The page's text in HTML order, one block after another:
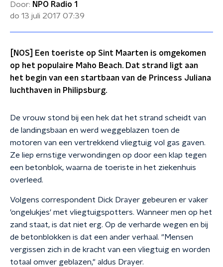
Door: NPO Radio 1
do 13 juli 2017 07:39
[NOS] Een toeriste op Sint Maarten is omgekomen
op het populaire Maho Beach. Dat strand ligt aan
het begin van een startbaan van de Princess Juliana
luchthaven in Philipsburg.
De vrouw stond bij een hek dat het strand scheidt van
de landingsbaan en werd weggeblazen toen de
motoren van een vertrekkend vliegtuig vol gas gaven.
Ze liep ernstige verwondingen op door een klap tegen
een betonblok, waarna de toeriste in het ziekenhuis
overleed.
Volgens correspondent Dick Drayer gebeuren er vaker
'ongelukjes' met vliegtuigspotters. Wanneer men op het
zand staat, is dat niet erg. Op de verharde wegen en bij
de betonblokken is dat een ander verhaal. "Mensen
vergissen zich in de kracht van een vliegtuig en worden
totaal omver geblazen," aldus Drayer.